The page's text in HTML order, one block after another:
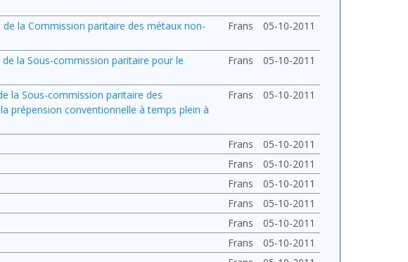
la Commission paritaire des métaux non-
Frans 05-10-2011
la Sous-commission paritaire pour le
Frans 05-10-2011
la Sous-commission paritaire des
prépension conventionnelle à temps plein à
Frans 05-10-2011
Frans
05-10-2011
Frans
05-10-2011
Frans
05-10-2011
Frans
05-10-2011
Frans
05-10-2011
Frans
05-10-2011